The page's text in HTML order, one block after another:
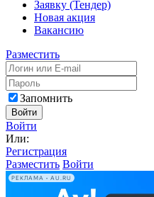
Заявку (Тендер)
Новая акция
Вакансию
Разместить
Запомнить
Войти
Войти
Или:
Регистрация
Разместить Войти
РЕКЛАМА • AU.RU